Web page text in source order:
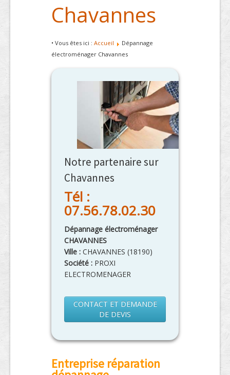
Chavannes
• Vous êtes ici : Accueil
Dépannage
électroménager Chavannes
Notre partenaire sur
Chavannes
Tél :
07.56.78.02.30
Dépannage électroménager
CHAVANNES
Ville : CHAVANNES (18190)
Société : PROXI
ELECTROMENAGER
CONTACT ET DEMANDE
DE DEVIS
Entreprise réparation